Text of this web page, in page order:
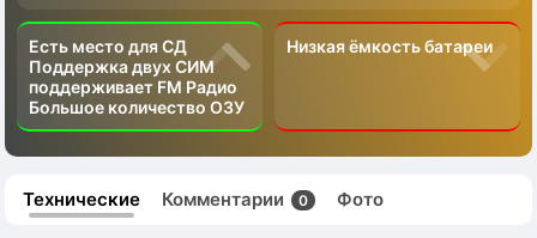
Есть место для СД
Поддержка двух СИМ
поддерживает FM Радио
Большое количество ОЗУ
Низкая ёмкость батареи
Технические Комментарии 0 Фото